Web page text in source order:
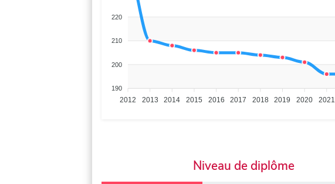
220
210
200
190
2012 2013 2014 2015 2016 2017 2018 2019 2020 2021
Niveau de diplôme